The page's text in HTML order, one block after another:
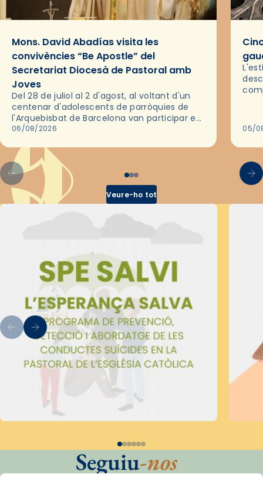
Mons. David Abadías visita les
convivències “Be Apostle” del
Secretariat Diocesà de Pastoral amb
Joves
Del 28 de juliol al 2 d'agost, al voltant d'un
centenar d'adolescents de parròquies de
l'Arquebisbat de Barcelona van participar en
les convivències Be Apostle, organitzades
06/08/2026 05/
Veure-ho tot
Seguiu-nos